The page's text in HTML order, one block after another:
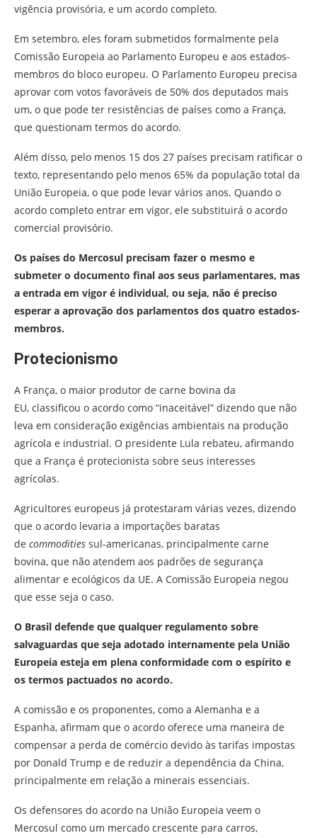
vigência provisória, e um acordo completo.
Em setembro, eles foram submetidos formalmente pela
Comissão Europeia ao Parlamento Europeu e aos estados-
membros do bloco europeu. O Parlamento Europeu precisa
aprovar com votos favoráveis de 50% dos deputados mais
um, o que pode ter resistências de países como a França,
que questionam termos do acordo.
Além disso, pelo menos 15 dos 27 países precisam ratificar o
texto, representando pelo menos 65% da população total da
União Europeia, o que pode levar vários anos. Quando o
acordo completo entrar em vigor, ele substituirá o acordo
comercial provisório.
Os países do Mercosul precisam fazer o mesmo e
submeter o documento final aos seus parlamentares, mas
a entrada em vigor é individual, ou seja, não é preciso
esperar a aprovação dos parlamentos dos quatro estados-
membros.
Protecionismo
A França, o maior produtor de carne bovina da
EU, classificou o acordo como “inaceitável” dizendo que não
leva em consideração exigências ambientais na produção
agrícola e industrial. O presidente Lula rebateu, afirmando
que a França é protecionista sobre seus interesses
agrícolas.
Agricultores europeus já protestaram várias vezes, dizendo
que o acordo levaria a importações baratas
de commodities sul-americanas, principalmente carne
bovina, que não atendem aos padrões de segurança
alimentar e ecológicos da UE. A Comissão Europeia negou
que esse seja o caso.
O Brasil defende que qualquer regulamento sobre
salvaguardas que seja adotado internamente pela União
Europeia esteja em plena conformidade com o espírito e
os termos pactuados no acordo.
A comissão e os proponentes, como a Alemanha e a
Espanha, afirmam que o acordo oferece uma maneira de
compensar a perda de comércio devido às tarifas impostas
por Donald Trump e de reduzir a dependência da China,
principalmente em relação a minerais essenciais.
Os defensores do acordo na União Europeia veem o
Mercosul como um mercado crescente para carros,